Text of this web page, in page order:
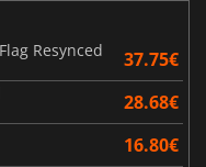
Resynced
37.75€
28.68€
16.80€